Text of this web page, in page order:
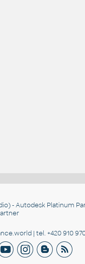
Úchyty,
- Autodesk Platinum
| tel. +420 910 970